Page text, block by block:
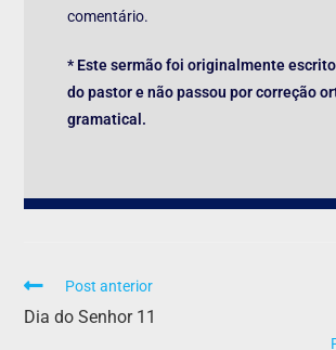
comentário.
* Este sermão foi originalmente
do pastor e não passou por correção
gramatical.
Post anterior
Dia do Senhor 11